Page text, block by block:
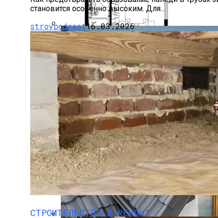
Поездка В Волковыск
Влияние Ветровой Нагрузки На
Перепланировка (объединение) 2х
становится особенно высоким. Для...
stroypodcast16.03.2026
СТРОИТЕЛЬСТВО И РЕМОНТ